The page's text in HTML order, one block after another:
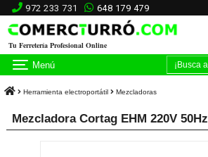
972 233 731 648 179 479
Tu Ferretería Profesional Online
Menú
Herramienta electroportátil Mezcladoras
Mezcladora Cortag EHM 220V 50Hz